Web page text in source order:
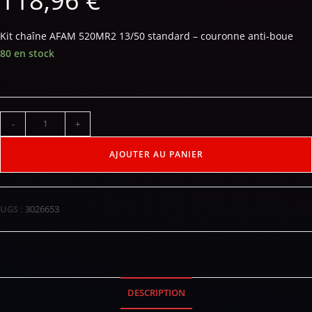
Kit chaîne AFAM 520MR2 13/50 standard – couronne anti-boue
80 en stock
- +
AJOUTER AU PANIER
UGS : 3026653
DESCRIPTION